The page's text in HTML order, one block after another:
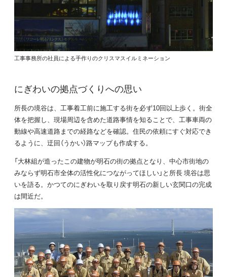
工事事務所の社員による手作りのクリスマスイルミネーション
にぎわいの拠点づくりへの思い
所長の境谷は、工事着工前に施工する街を必ず10回以上歩く。街全
体を把握し、現場周辺を含めた道路事情を知ることで、工事車両の
動線や高速道路までの経路などを確認。住民の依頼にすぐ対応でき
るように、迂回（うかい）路マップも作成する。
「大林組が造ったこの建物が明石の街の拠点となり、中心市街地の
みならず明石市全体の活性化につながってほしい」と所長 境谷は思
いを語る。かつてのにぎわいを取り戻す明石の新しい玄関口の完成
は間近だ。